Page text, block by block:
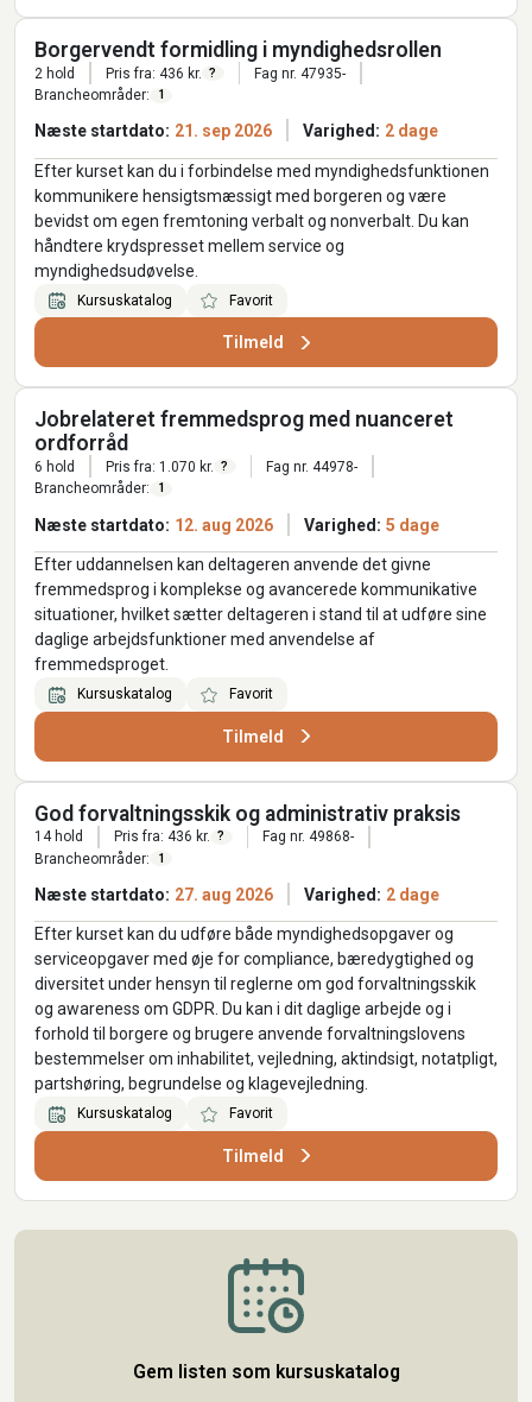
Borgervendt formidling i myndighedsrollen
2 hold Pris fra: 436 kr. ?
Fag nr. 47935-
Brancheområder:
1
Næste startdato: 21. sep 2026 Varighed: 2 dage
Efter kurset kan du i forbindelse med myndighedsfunktionen
kommunikere hensigtsmæssigt med borgeren og være
bevidst om egen fremtoning verbalt og nonverbalt. Du kan
håndtere krydspresset mellem service og
myndighedsudøvelse.
Kursuskatalog Favorit
Tilmeld
Jobrelateret fremmedsprog med nuanceret
ordforråd
6 hold Pris fra: 1.070 kr. ?
Fag nr. 44978-
Brancheområder:
1
Næste startdato: 12. aug 2026 Varighed: 5 dage
Efter uddannelsen kan deltageren anvende det givne
fremmedsprog i komplekse og avancerede kommunikative
situationer, hvilket sætter deltageren i stand til at udføre sine
daglige arbejdsfunktioner med anvendelse af
fremmedsproget.
Kursuskatalog Favorit
Tilmeld
God forvaltningsskik og administrativ praksis
14 hold Pris fra: 436 kr. ?
Fag nr. 49868-
Brancheområder:
1
Næste startdato: 27. aug 2026 Varighed: 2 dage
Efter kurset kan du udføre både myndighedsopgaver og
serviceopgaver med øje for compliance, bæredygtighed og
diversitet under hensyn til reglerne om god forvaltningsskik
og awareness om GDPR. Du kan i dit daglige arbejde og i
forhold til borgere og brugere anvende forvaltningslovens
bestemmelser om inhabilitet, vejledning, aktindsigt, notatpligt,
partshøring, begrundelse og klagevejledning.
Kursuskatalog Favorit
Tilmeld
Gem listen som kursuskatalog